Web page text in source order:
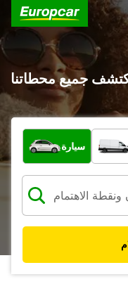
جميع محطاتنا
ما نوع المركبة؟
سيارة